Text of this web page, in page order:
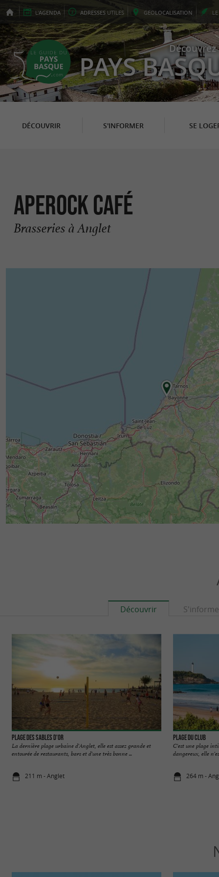
L'AGENDA ADRESSES UTILES GEOLOCALISATION LE
Découvrez
PAYS
DÉCOUVRIR S'INFORMER SE
Aperock Café
Brasseries à Anglet
Découvrir
Plage des Sables d'Or
La dernière plage urbaine d'Anglet, elle est assez grande et
entourée de restaurants, bars et d'une très bonne ...
211 m - Anglet
Plage du Club
C'est une plage
dangereux, elle
264 m -